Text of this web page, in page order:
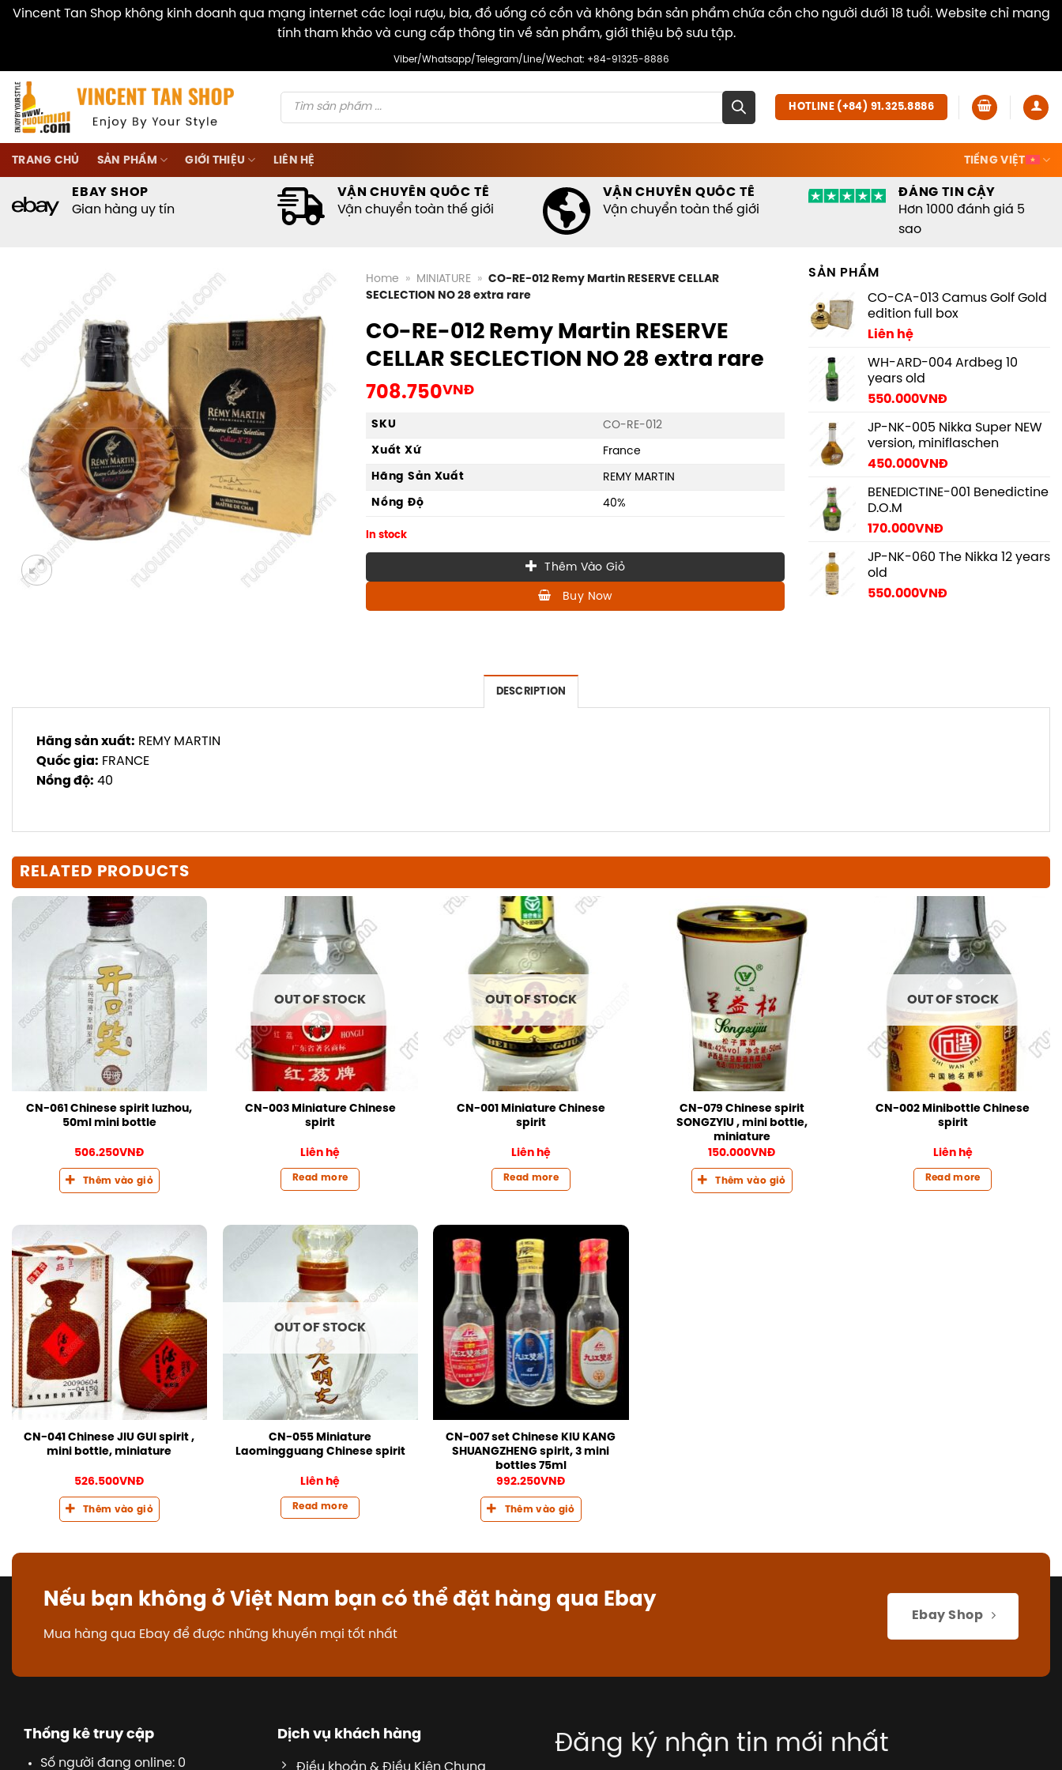
Vincent Tan Shop không kinh doanh qua mạng internet các loại rượu, bia, đồ uống có cồn và không bán sản phẩm chứa cồn cho người dưới 18 tuổi. Website chỉ mang
tính tham khảo và cung cấp thông tin về sản phẩm, giới thiệu bộ sưu tập.
content
Viber/Whatsapp/Telegram/Line/Wechat: +84-91325-8886
Products
search
HOTLINE (+84) 91.325.8886
TRANG CHỦ SẢN PHẨM GIỚI THIỆU LIÊN HỆ TIẾNG VIỆT
EBAY SHOP
Gian hàng uy tín
VẬN CHUYỂN QUỐC TẾ
Vận chuyển toàn thế giới
VẬN CHUYỂN QUỐC TẾ
Vận chuyển toàn thế giới
ĐÁNG TIN CẬY
Hơn 1000 đánh giá 5
sao
Home » MINIATURE » CO-RE-012 Remy Martin RESERVE CELLAR
SECLECTION NO 28 extra rare
CO-RE-012 Remy Martin RESERVE
CELLAR SECLECTION NO 28 extra rare
708.750VNĐ
SKU
CO-RE-012
Xuất Xứ
France
Hãng Sản Xuất
REMY MARTIN
Nồng Độ
40%
In stock
Thêm Vào Giỏ
Buy Now
SẢN PHẨM
CO-CA-013 Camus Golf Gold
edition full box
Liên hệ
WH-ARD-004 Ardbeg 10
years old
550.000VNĐ
JP-NK-005 Nikka Super NEW
version, miniflaschen
450.000VNĐ
BENEDICTINE-001 Benedictine
D.O.M
170.000VNĐ
JP-NK-060 The Nikka 12 years
old
550.000VNĐ
DESCRIPTION
Hãng sản xuất: REMY MARTIN
Quốc gia: FRANCE
Nồng độ: 40
RELATED PRODUCTS
CN-061 Chinese spirit luzhou,
50ml mini bottle
506.250VNĐ
Thêm vào giỏ
OUT OF STOCK
CN-003 Miniature Chinese
spirit
Liên hệ
Read more
OUT OF STOCK
CN-001 Miniature Chinese
spirit
Liên hệ
Read more
CN-079 Chinese spirit
SONGZYIU , mini bottle,
miniature
150.000VNĐ
Thêm vào giỏ
OUT OF STOCK
CN-002 Minibottle Chinese
spirit
Liên hệ
Read more
CN-041 Chinese JIU GUI spirit ,
mini bottle, miniature
526.500VNĐ
Thêm vào giỏ
OUT OF STOCK
CN-055 Miniature
Laomingguang Chinese spirit
Liên hệ
Read more
CN-007 set Chinese KIU KANG
SHUANGZHENG spirit, 3 mini
bottles 75ml
992.250VNĐ
Thêm vào giỏ
Nếu bạn không ở Việt Nam bạn có thể đặt hàng qua Ebay
Mua hàng qua Ebay để được những khuyến mại tốt nhất
Ebay Shop
Thống kê truy cập
Số người đang online: 0
Dịch vụ khách hàng
Điều khoản & Điều Kiện Chung
Đăng ký nhận tin mới nhất